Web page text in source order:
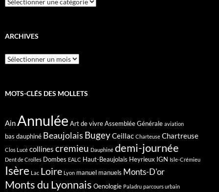
ARCHIVES
Archives
MOTS-CLÉS DES MOLLETS
Ain Annulée Art de vivreAssemblée Générale aviation
bas dauphiné Beaujolais BugeyCeillac Charteuse Chartreuse
Clos Lucé collines cremieu Dauphiné demi-journée
Dent de Crolles Dombes EALC Haut-Beaujolais Heyrieux IGN Isle-Crémieu
Isère Lac Loire Lyon manuel manuels Monts-D'or
Monts du Lyonnais Oenologie Paladru parcours urbain